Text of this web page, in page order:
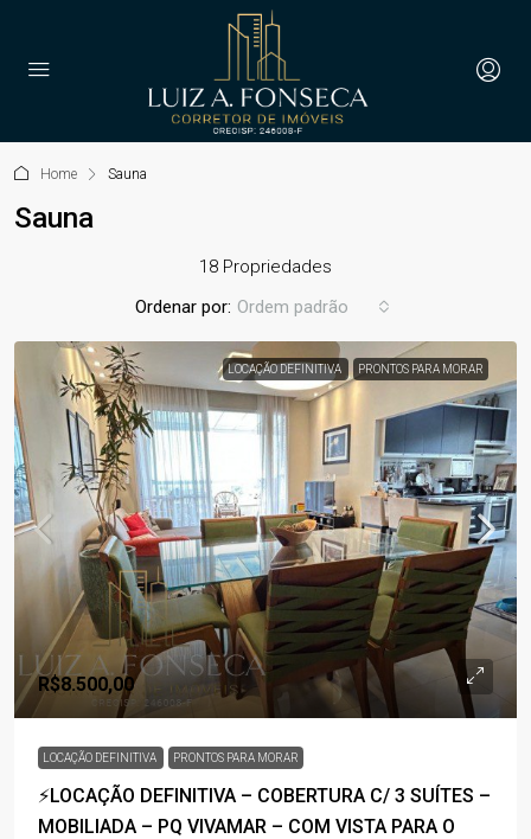
Home Sauna
Sauna
18 Propriedades
Ordenar por: Ordem padrão
LOCAÇÃO DEFINITIVA PRONTOS PARA MORAR
R$8.500,00
LOCAÇÃO DEFINITIVA PRONTOS PARA MORAR
⚡LOCAÇÃO DEFINITIVA – COBERTURA C/ 3 SUÍTES –
MOBILIADA – PQ VIVAMAR – COM VISTA PARA O